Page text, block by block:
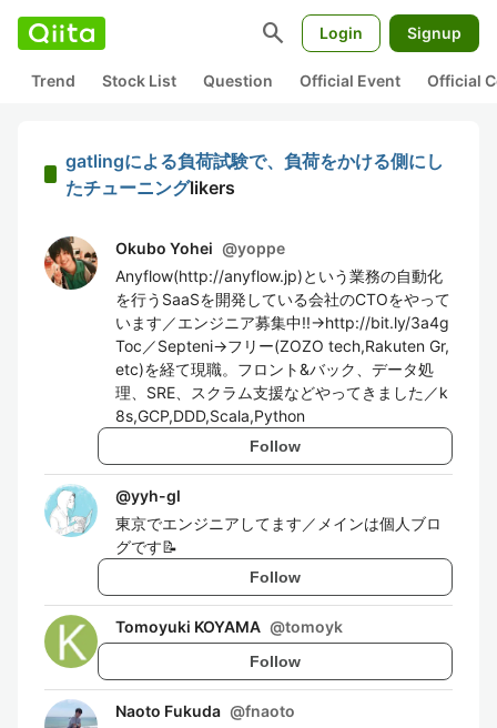
search Login Signup
Trend Stock List Question Official Event Official
gatlingによる負荷試験で、負荷をかける側にし
たチューニングlikers
Okubo Yohei @yoppe
Anyflow(http://anyflow.jp)という業務の自動化
を行うSaaSを開発している会社のCTOをやって
います／エンジニア募集中!!→http://bit.ly/3a4g
Toc／Septeni→フリー(ZOZO tech,Rakuten Gr,
etc)を経て現職。フロント&バック、データ処
理、SRE、スクラム支援などやってきました／k
8s,GCP,DDD,Scala,Python
Follow
@yyh-gl
東京でエンジニアしてます／メインは個人ブロ
グです📝
Follow
Tomoyuki KOYAMA @tomoyk
Follow
Naoto Fukuda @fnaoto